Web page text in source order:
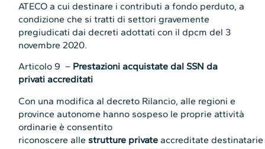
ATECO a cui destinare i contributi a fondo perduto, a
condizione che si tratti di settori gravemente
pregiudicati dai decreti adottati con il dpcm del 3
novembre 2020.
Articolo 9 – Prestazioni acquistate dal SSN da
privati accreditati
Con una modifica al decreto Rilancio, alle regioni e
province autonome hanno sospeso le proprie attività
ordinarie è consentito
riconoscere alle strutture private accreditate destinatarie